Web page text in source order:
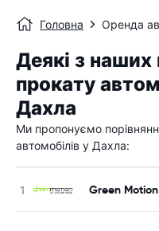
Головна Оренда
Деякі з наших
прокату
Дахла
Ми пропонуємо
автомобілів у Дахла:
Green Motion